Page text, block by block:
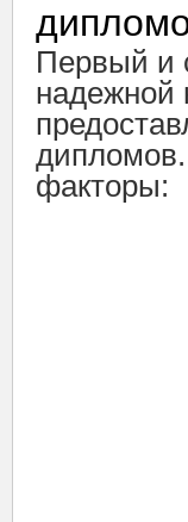
Первый и
надежной
факторы: